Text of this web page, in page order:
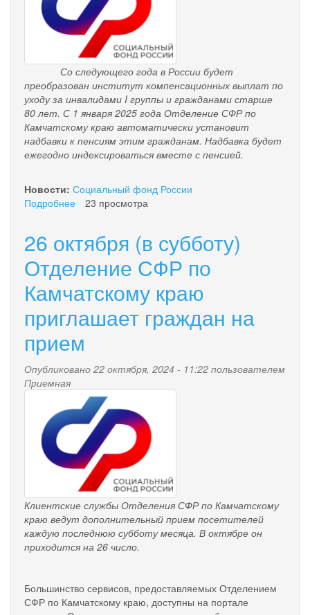
Со следующего года в России будет
преобразован институт компенсационных выплат по
уходу за инвалидами I группы и гражданами старше
80 лет. С 1 января 2025 года Отделение СФР по
Камчатскому краю автоматически установит
надбавки к пенсиям этим гражданам. Надбавка будет
ежегодно индексироваться вместе с пенсией.
Новости: Социальный фонд России
Подробнее
по
Камчатскому
краю
надбавки
за
уход
к
пенсиям
80-
граждан
и
людей
инвалидностью
I
группы
23 просмотра
26 октября (в субботу)
Отделение СФР по
Камчатскому краю
приглашает граждан на
прием
Опубликовано 22 октября, 2024 - 11:22 пользователем
Приемная
pensionnyy_fond.png
Клиентские службы Отделения СФР по Камчатскому
краю ведут дополнительный прием посетителей
каждую последнюю субботу месяца. В октябре он
приходится на 26 число.
Большинство сервисов, предоставляемых Отделением
СФР по Камчатскому краю, доступны на портале